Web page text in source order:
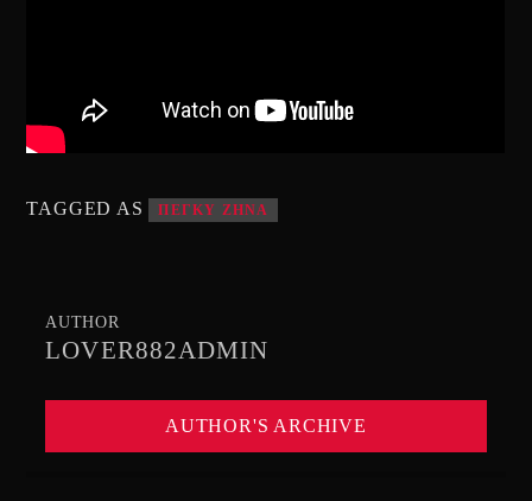
TAGGED AS ΠΕΓΚΥ ΖΗΝΑ
AUTHOR
LOVER882ADMIN
AUTHOR'S ARCHIVE